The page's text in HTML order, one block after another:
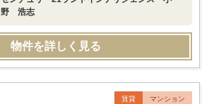
野 浩志
物件を詳しく見る
賃貸 マンション